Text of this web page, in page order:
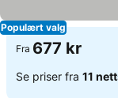
Populært valg
Fra 677 kr
Se priser fra 11